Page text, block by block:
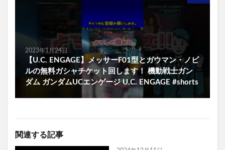
2023年1月24日
【U.C. ENGAGE】メッサーF01型とガウマン・ノビ
ルの無料ガシャチケット回します！ 機動戦士ガン
ダム ガンダムUCエンゲージ U.C. ENGAGE #shorts
関連する記事